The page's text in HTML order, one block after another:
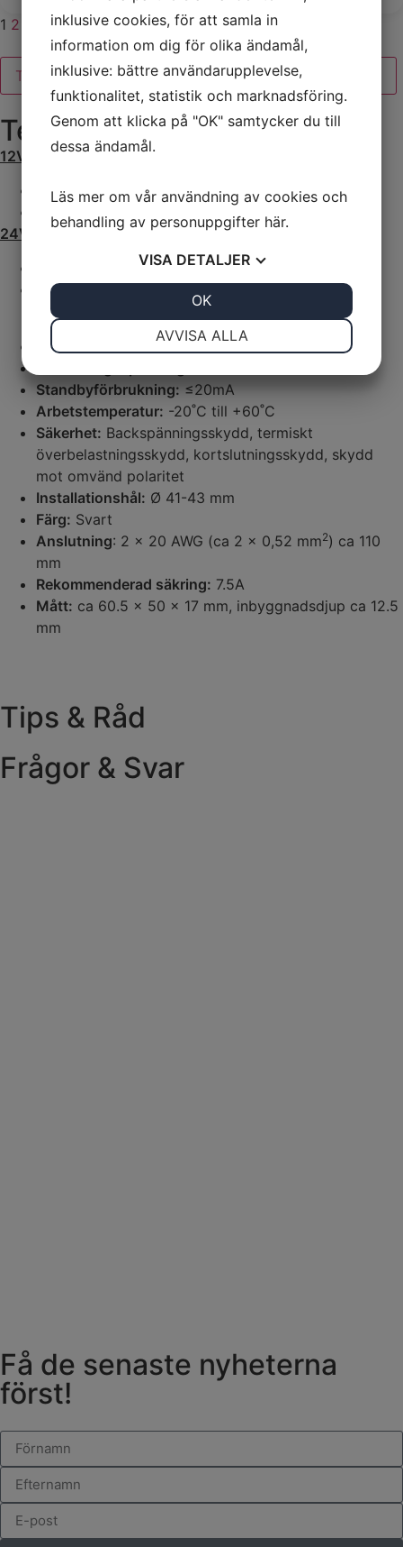
1 2
Teknisk information Tips & Råd Frågor & Svar
Teknisk information
12V system:
Utgång 1:USB-C, PD 3.0, 5-12V, Max 36W
USB-C, PD 3.0, 5-12V, Max 36W
24V system:
USB-C, PD 3.0, 5-20V, Max 60W
Utgång 2:
Laddning av båda utgångar:5V 2.1A + 5V 2.1A
Standbyförbrukning:≤20mA
Arbetstemperatur: -20˚C till +60˚C
Säkerhet: Backspänningsskydd, termiskt
överbelastningsskydd, kortslutningsskydd, skydd
mot omvänd polaritet
Installationshål: Ø 41-43 mm
Färg: Svart
Anslutning: 2 x 20 AWG (ca 2 x 0,52 mm2) ca 110
mm
Rekommenderad säkring: 7.5A
Mått: ca 60.5 x 50 x 17 mm, inbyggnadsdjup ca 12.5
mm
Tips & Råd
Frågor & Svar
Få de senaste nyheterna
först!
inklusive cookies, för att samla in
information om dig för olika ändamål,
inklusive: bättre användarupplevelse,
funktionalitet, statistik och marknadsföring.
Genom att klicka på "OK" samtycker du till
dessa ändamål.
Läs mer om vår användning av cookies och
behandling av personuppgifter här.
VISA DETALJER
MARKNADSFÖRING
AVVISA ALLA
OK